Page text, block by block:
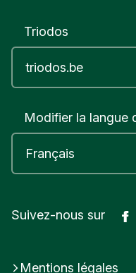
Triodos
Modifier la langue
Suivez-nous sur
Mentions légales